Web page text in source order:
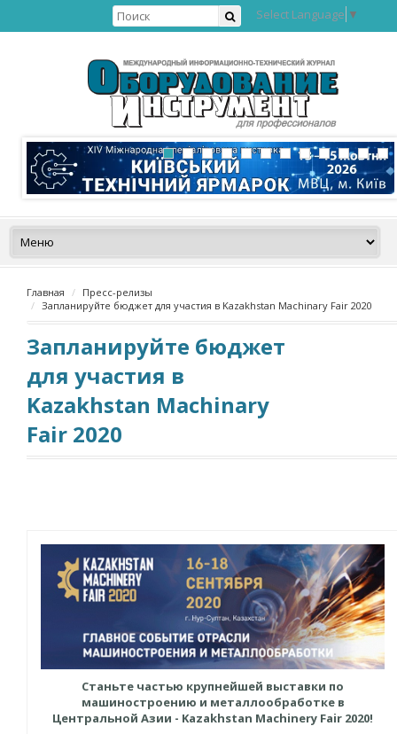
Select Language ▼
Главная
Пресс-релизы
Запланируйте бюджет для участия в Kazakhstan Machinary Fair 2020
Запланируйте бюджет
для участия в
Kazakhstan Machinary
Fair 2020
Станьте частью крупнейшей выставки по
машиностроению и металлообработке в
Центральной Азии - Kazakhstan Machinery Fair 2020!